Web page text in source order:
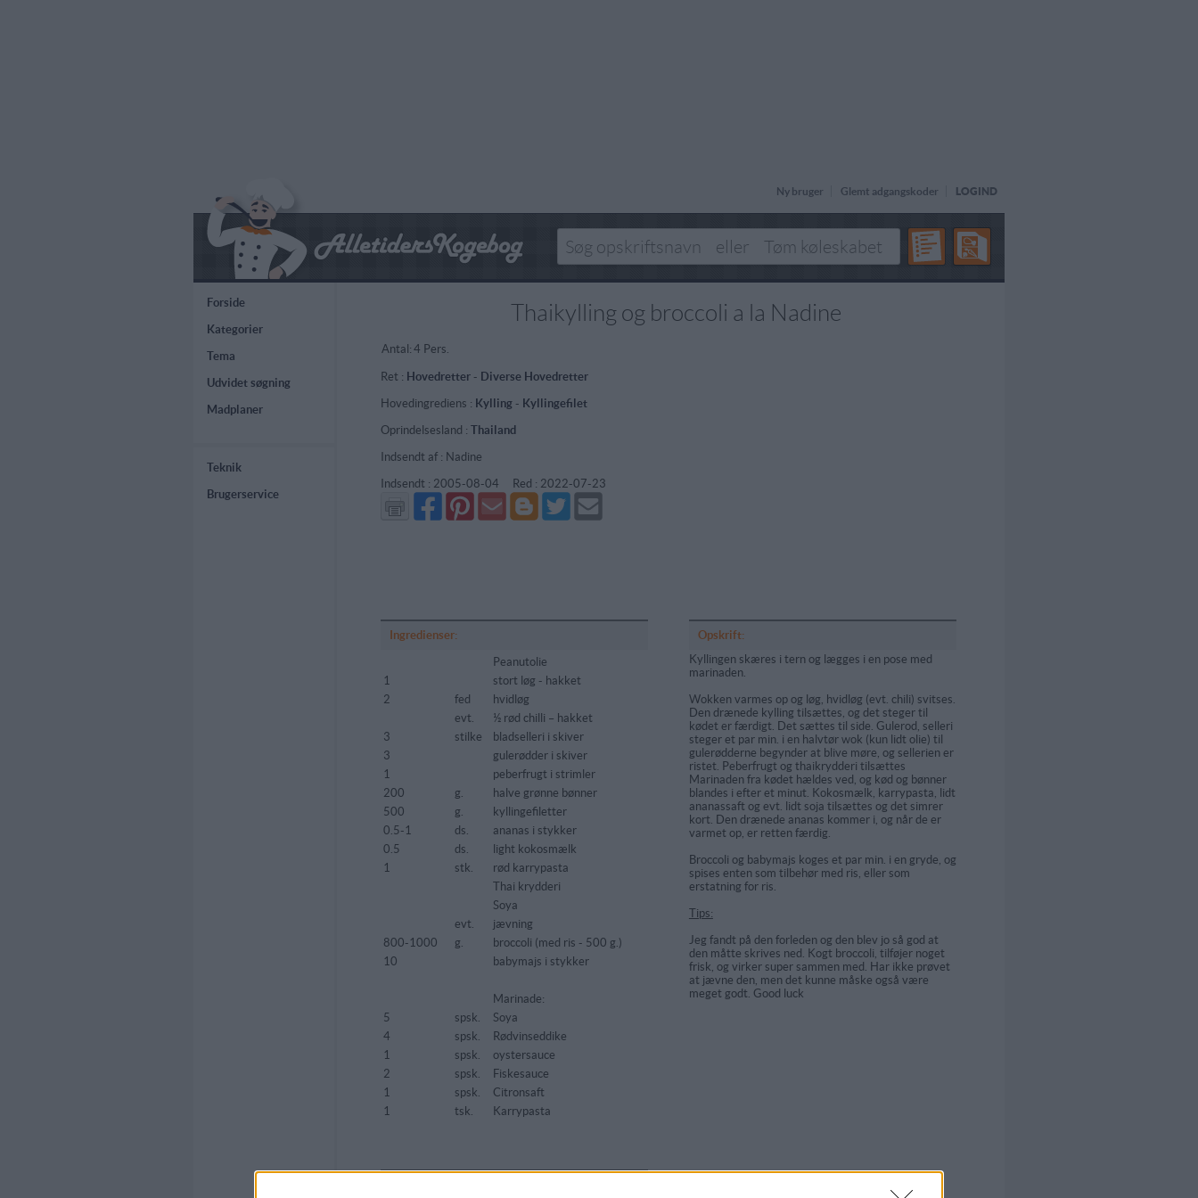
Ny bruger Glemt adgangskoder LOGIND
Forside
Kategorier
Tema
Udvidet søgning
Madplaner
Teknik
Brugerservice
Thaikylling og broccoli a la Nadine
Antal: 4 Pers.
Ret : Hovedretter- Diverse Hovedretter
Hovedingrediens : Kylling- Kyllingefilet
Oprindelsesland : Thailand
Indsendt af : Nadine
Indsendt : 2005-08-04 Red : 2022-07-23
Del
på
Facebook
Del
på
Pinterest
Send
via
GMail
Del
på
Blogger
Del
på
Twitter
Send
mail
Ingredienser:
Peanutolie
1
stort løg - hakket
2
fed
hvidløg
evt.
½ rød chilli – hakket
3
stilke
bladselleri i skiver
3
gulerødder i skiver
1
peberfrugt i strimler
200
g.
halve grønne bønner
500
g.
kyllingefiletter
0.5-1
ds.
ananas i stykker
0.5
ds.
light kokosmælk
1
stk.
rød karrypasta
Thai krydderi
Soya
evt.
jævning
800-1000
g.
broccoli (med ris - 500 g.)
10
babymajs i stykker
Marinade:
5
spsk.
Soya
4
spsk.
Rødvinseddike
1
spsk.
oystersauce
2
spsk.
Fiskesauce
1
spsk.
Citronsaft
1
tsk. Karrypasta
Opskrift:
Kyllingen skæres i tern og lægges i en pose med
marinaden.
Wokken varmes op og løg, hvidløg (evt. chili) svitses.
Den drænede kylling tilsættes, og det steger til
kødet er færdigt. Det sættes til side. Gulerod, selleri
steger et par min. i en halvtør wok (kun lidt olie) til
gulerødderne begynder at blive møre, og sellerien er
ristet. Peberfrugt og thaikrydderi tilsættes
Marinaden fra kødet hældes ved, og kød og bønner
blandes i efter et minut. Kokosmælk, karrypasta, lidt
ananassaft og evt. lidt soja tilsættes og det simrer
kort. Den drænede ananas kommer i, og når de er
varmet op, er retten færdig.
Broccoli og babymajs koges et par min. i en gryde, og
spises enten som tilbehør med ris, eller som
erstatning for ris.
Tips:
Jeg fandt på den forleden og den blev jo så god at
den måtte skrives ned. Kogt broccoli, tilføjer noget
frisk, og virker super sammen med. Har ikke prøvet
at jævne den, men det kunne måske også være
meget godt. Good luck